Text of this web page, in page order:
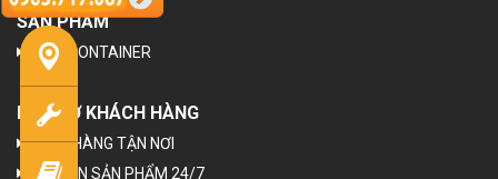
SẢN PHẨM
NHÀ CONTAINER
HỖ TRỢ KHÁCH HÀNG
GIAO HÀNG TẬN NƠI
TƯ VẤN SẢN PHẨM 24/7